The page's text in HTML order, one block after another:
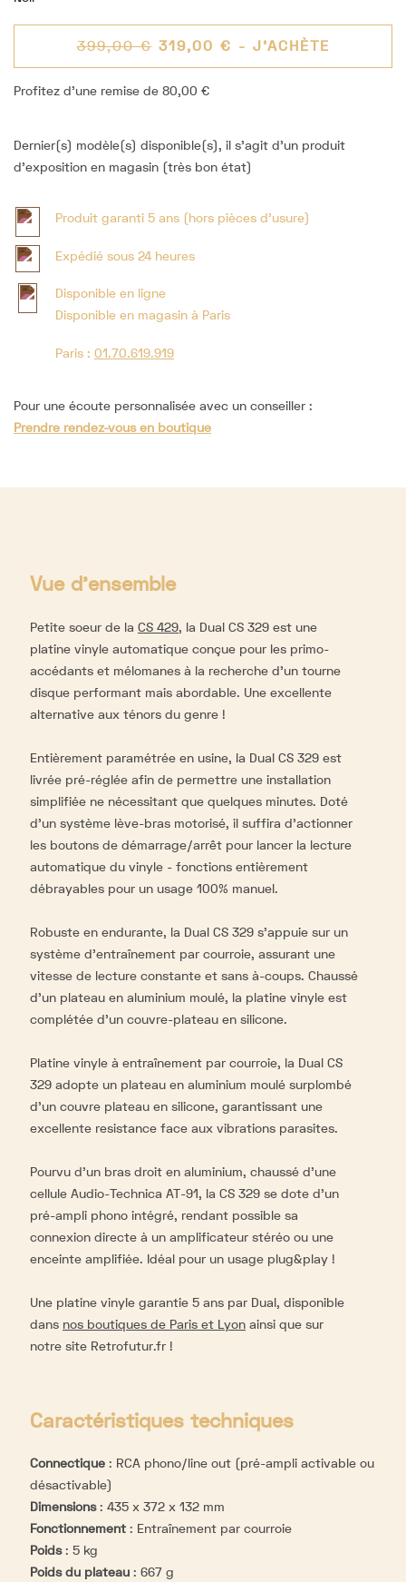
399,00 € 319,00 € - J'ACHÈTE
Profitez d'une remise de 80,00 €
Dernier(s) modèle(s) disponible(s), il s'agit d'un produit
d'exposition en magasin (très bon état)
Produit garanti 5 ans (hors pièces d'usure)
Expédié sous 24 heures
Disponible en ligne
Disponible en magasin à Paris
Paris : 01.70.619.919
Pour une écoute personnalisée avec un conseiller :
Prendre rendez-vous en boutique
Vue d'ensemble
Petite soeur de la CS 429, la Dual CS 329 est une
platine vinyle automatique conçue pour les primo-
accédants et mélomanes à la recherche d’un tourne
disque performant mais abordable. Une excellente
alternative aux ténors du genre !
Entièrement paramétrée en usine, la Dual CS 329 est
livrée pré-réglée afin de permettre une installation
simplifiée ne nécessitant que quelques minutes. Doté
d’un système lève-bras motorisé, il suffira d’actionner
les boutons de démarrage/arrêt pour lancer la lecture
automatique du vinyle - fonctions entièrement
débrayables pour un usage 100% manuel.
Robuste en endurante, la Dual CS 329 s’appuie sur un
système d’entraînement par courroie, assurant une
vitesse de lecture constante et sans à-coups. Chaussé
d’un plateau en aluminium moulé, la platine vinyle est
complétée d’un couvre-plateau en silicone.
Platine vinyle à entraînement par courroie, la Dual CS
329 adopte un plateau en aluminium moulé surplombé
d’un couvre plateau en silicone, garantissant une
excellente resistance face aux vibrations parasites.
Pourvu d’un bras droit en aluminium, chaussé d’une
cellule Audio-Technica AT-91, la CS 329 se dote d’un
pré-ampli phono intégré, rendant possible sa
connexion directe à un amplificateur stéréo ou une
enceinte amplifiée. Idéal pour un usage plug&play !
Une platine vinyle garantie 5 ans par Dual, disponible
dans nos boutiques de Paris et Lyon ainsi que sur
notre site Retrofutur.fr !
Caractéristiques techniques
Connectique : RCA phono/line out (pré-ampli activable ou
désactivable)
Dimensions: 435 x 372 x 132 mm
Fonctionnement : Entraînement par courroie
Poids: 5 kg
Poids du plateau : 667 g